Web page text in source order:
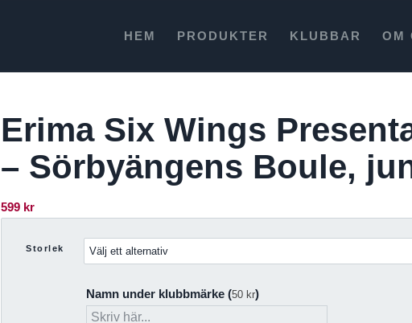
HEM PRODUKTER KLUBBAR OM
Erima Six Wings
– Sörbyängens Boule,
599 kr
Storlek
Namn under klubbmärke (50 kr)